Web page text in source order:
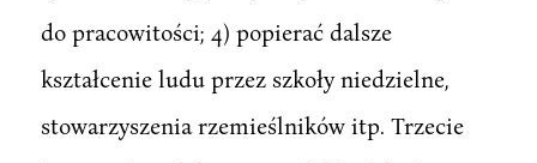
do pracowitości; 4) popierać dalsze
kształcenie ludu przez szkoły niedzielne,
stowarzyszenia rzemieślników itp. Trzecie